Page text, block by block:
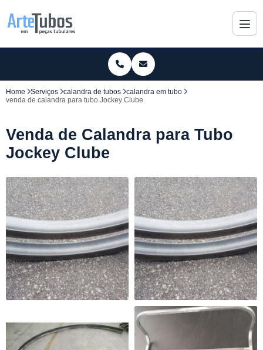
Home Serviços calandra de tubos
calandra em tubo
venda de calandra para tubo Jockey Clube
Venda de Calandra para Tubo
Jockey Clube